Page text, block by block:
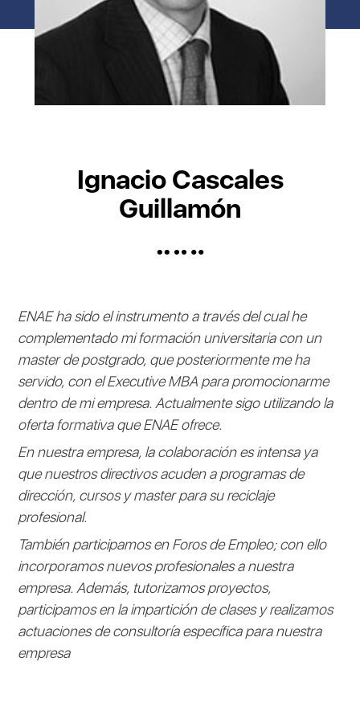
Ignacio Cascales
Guillamón
ENAE ha sido el instrumento a través del cual he
complementado mi formación universitaria con un
master de postgrado, que posteriormente me ha
servido, con el Executive MBA para promocionarme
dentro de mi empresa. Actualmente sigo utilizando la
oferta formativa que ENAE ofrece.
En nuestra empresa, la colaboración es intensa ya
que nuestros directivos acuden a programas de
dirección, cursos y master para su reciclaje
profesional.
También participamos en Foros de Empleo; con ello
incorporamos nuevos profesionales a nuestra
empresa. Además, tutorizamos proyectos,
participamos en la impartición de clases y realizamos
actuaciones de consultoría específica para nuestra
empresa